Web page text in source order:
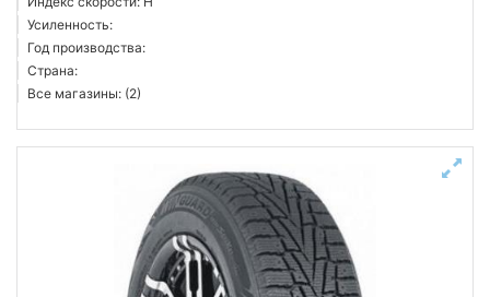
Усиленность:
Год производства:
Страна:
Все магазины: (2)